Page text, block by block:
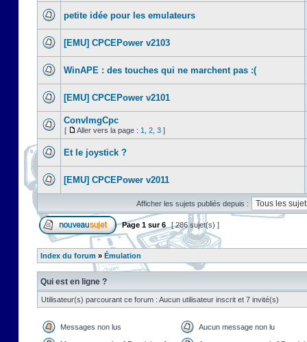
petite idée pour les emulateurs
[EMU] CPCEPower v2103
WinAPE : des touches qui ne marchent pas :(
[EMU] CPCEPower v2101
ConvImgCpc
[ Aller vers la page : 1 2 3 ]
Et le joystick ?
[EMU] CPCEPower v2011
Afficher les sujets publiés depuis :
Page 1 sur6 [ 286 sujet(s) ]
Index du forum » Émulation
Qui est en ligne ?
Utilisateur(s) parcourant ce forum : Aucun utilisateur inscrit et 7 invité(s)
Messages non lus Aucun message non lu